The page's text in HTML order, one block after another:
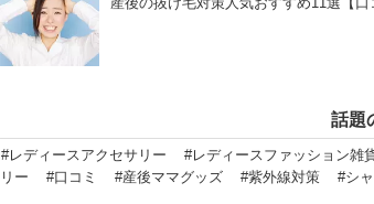
話題
#レディースアクセサリー #レディースファッション雑
リー
#口コミ #産後ママグッズ #紫外線対策 #シ